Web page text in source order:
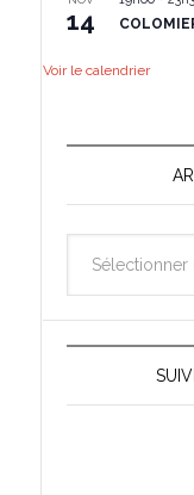
14
Voir le calendrier
des
News